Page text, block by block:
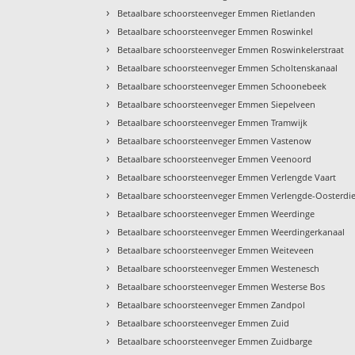
› Betaalbare schoorsteenveger Emmen Rietlanden
› Betaalbare schoorsteenveger Emmen Roswinkel
› Betaalbare schoorsteenveger Emmen Roswinkelerstraat
› Betaalbare schoorsteenveger Emmen Scholtenskanaal
› Betaalbare schoorsteenveger Emmen Schoonebeek
› Betaalbare schoorsteenveger Emmen Siepelveen
› Betaalbare schoorsteenveger Emmen Tramwijk
› Betaalbare schoorsteenveger Emmen Vastenow
› Betaalbare schoorsteenveger Emmen Veenoord
› Betaalbare schoorsteenveger Emmen Verlengde Vaart
› Betaalbare schoorsteenveger Emmen Verlengde-
› Betaalbare schoorsteenveger Emmen Weerdinge
› Betaalbare schoorsteenveger Emmen Weerdingerkanaal
› Betaalbare schoorsteenveger Emmen Weiteveen
› Betaalbare schoorsteenveger Emmen Westenesch
› Betaalbare schoorsteenveger Emmen Westerse Bos
› Betaalbare schoorsteenveger Emmen Zandpol
› Betaalbare schoorsteenveger Emmen Zuid
› Betaalbare schoorsteenveger Emmen Zuidbarge